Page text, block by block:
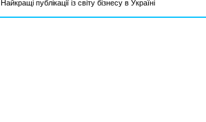
Найкращі публікації із світу бізнесу в Україні